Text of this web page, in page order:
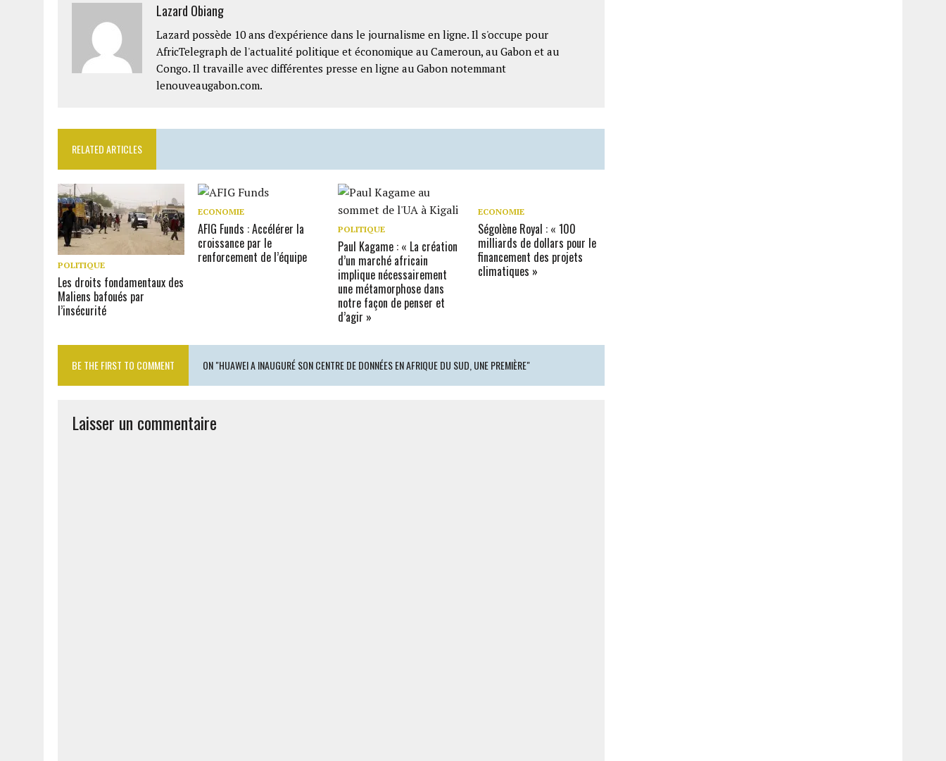
Lazard Obiang
Lazard possède 10 ans d'expérience dans le journalisme en ligne. Il s'occupe pour
AfricTelegraph de l'actualité politique et économique au Cameroun, au Gabon et au
Congo. Il travaille avec différentes presse en ligne au Gabon notemmant
lenouveaugabon.com.
RELATED ARTICLES
POLITIQUE
Les droits fondamentaux des
Maliens bafoués par
l’insécurité
ECONOMIE
AFIG Funds : Accélérer la
croissance par le
renforcement de l’équipe
POLITIQUE
Paul Kagame : « La création
d’un marché africain
implique nécessairement
une métamorphose dans
notre façon de penser et
d’agir »
ECONOMIE
Ségolène Royal : « 100
milliards de dollars pour le
financement des projets
climatiques »
BE THE FIRST TO COMMENT ON "HUAWEI A INAUGURÉ SON CENTRE DE DONNÉES EN AFRIQUE DU SUD, UNE PREMIÈRE"
Laisser un commentaire